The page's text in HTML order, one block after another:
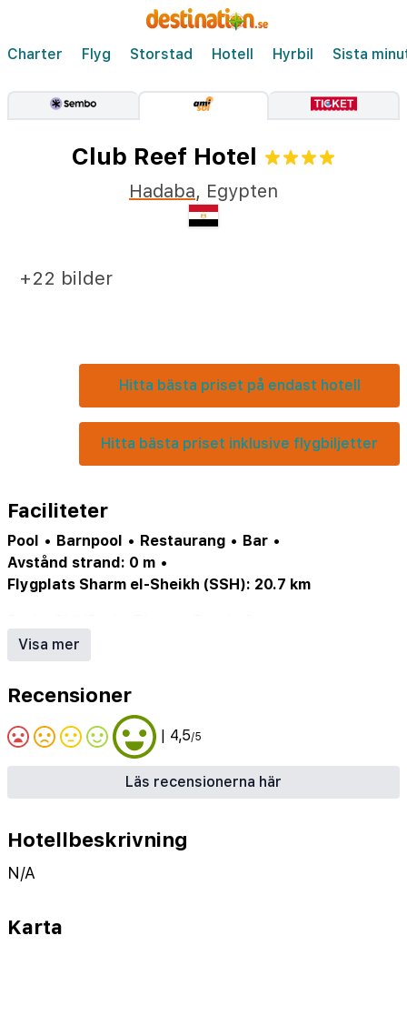
Charter Flyg Storstad Hotell Hyrbil Sista
Club Reef Hotel
Hadaba, Egypten
Hitta bästa priset på endast hotell
Hitta bästa priset inklusive flygbiljetter
+22 bilder
Faciliteter
Pool • Barnpool • Restaurang • Bar •
Avstånd strand: 0 m •
Flygplats Sharm el-Sheikh (SSH): 20.7 km
DistanceCenter: 0 meters
Visa mer
Recensioner
| 4,5/5
Läs recensionerna här
Hotellbeskrivning
N/A
Karta